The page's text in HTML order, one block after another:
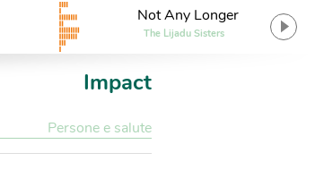
Not Any Longer
The Lijadu Sisters
Impact
Persone e salute